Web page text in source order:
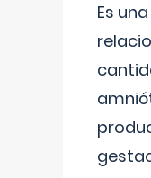
Es